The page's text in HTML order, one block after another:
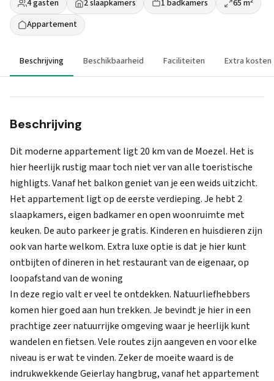
4 gasten 2 slaapkamers 1 badkamers
65 m²
Appartement
Beschrijving Beschikbaarheid Faciliteiten Extra kosten
Beschrijving
Dit moderne appartement ligt 20 km van de Moezel. Het is
hier heerlijk rustig maar toch niet ver van alle toeristische
highligts. Vanaf het balkon geniet van je een weids uitzicht.
Het appartement ligt op de eerste verdieping. Je hebt 2
slaapkamers, eigen badkamer en open woonruimte met
keuken. De auto parkeer je gratis. Kinderen en huisdieren zijn
ook van harte welkom. Extra luxe optie is dat je hier kunt
ontbijten of dineren in het restaurant van de eigenaar, op
loopafstand van de woning
In deze regio valt er veel te ontdekken. Natuurliefhebbers
komen hier goed aan hun trekken. Je bevindt je hier in een
prachtige zeer natuurrijke omgeving waar je heerlijk kunt
wandelen en fietsen. Vele routes zijn aangeven en voor elke
niveau is er wat te vinden. Zeker de moeite waard is de
indrukwekkende Geierlay hangbrug, vanaf het appartement